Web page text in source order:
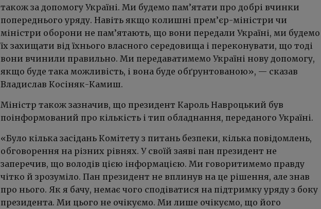
також за допомогу Україні. Ми будемо пам’ятати про добрі вчинки
попереднього уряду. Навіть якщо колишні прем’єр-міністри чи
міністри оборони не пам’ятають, що вони передали Україні, ми будемо
їх захищати від їхнього власного середовища і переконувати, що тоді
вони вчинили правильно. Ми передаватимемо Україні нову допомогу,
якщо буде така можливість, і вона буде обґрунтованою», — сказав
Владислав Косіняк-Камиш.
Міністр також зазначив, що президент Кароль Навроцький був
поінформований про кількість і тип обладнання, переданого Україні.
«Було кілька засідань Комітету з питань безпеки, кілька повідомлень,
обговорення на різних рівнях. У своїй заяві пан президент не
заперечив, що володів цією інформацією. Ми говоритимемо правду
чітко й зрозуміло. Пан президент не вплинув на це рішення, але знав
про нього. Як я бачу, немає чого сподіватися на підтримку уряду з боку
президента. Ми цього не очікуємо. Ми лише очікуємо, що його